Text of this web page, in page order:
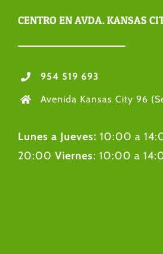
CENTRO EN AVDA. KANSAS
954 519 693
Avenida Kansas City 96
Lunes a Jueves: 10:00 a
20:00 Viernes: 10:00 a